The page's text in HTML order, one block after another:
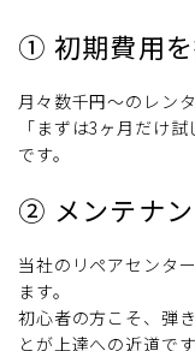
① 初期費用を
月々数千円〜のレン
「まずは3ヶ月だけ
です。
② メンテナン
当社のリペアセンタ
ます。
初心者の方こそ、弾
とが上達への近道です